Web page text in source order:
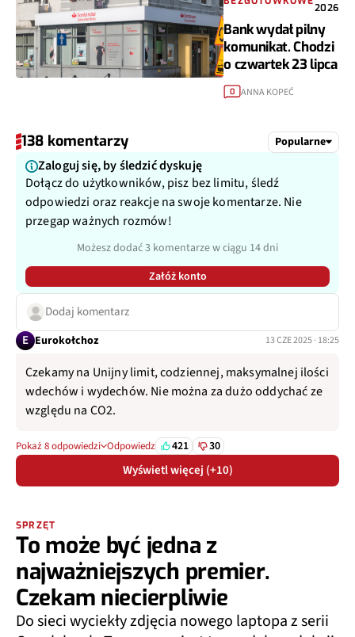
2026
Bank wydał pilny
komunikat. Chodzi
o czwartek 23 lipca
0 ANNA KOPEĆ
138 komentarzy Popularne
Zaloguj się, by śledzić dyskuję
Dołącz do użytkowników, pisz bez limitu, śledź
odpowiedzi oraz reakcje na swoje komentarze. Nie
przegap ważnych rozmów!
Możesz dodać 3 komentarze w ciągu 14 dni
Załóż konto
Dodaj komentarz
E Eurokołchoz 13 CZE 2025 · 18:25
Czekamy na Unijny limit, codziennej, maksymalnej ilości
wdechów i wydechów. Nie można za dużo oddychać ze
względu na CO2.
Pokaż 8 odpowiedzi Odpowiedz 421 30
Wyświetl więcej (+10)
SPRZĘT
To może być jedna z
najważniejszych premier.
Czekam niecierpliwie
Do sieci wyciekły zdjęcia nowego laptopa z serii